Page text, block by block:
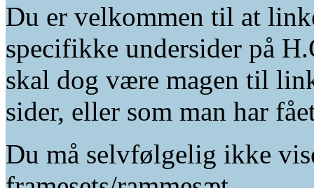
Du er velkommen til at
specifikke undersider på
skal dog være magen til
sider, eller som man har
Du må selvfølgelig ikke